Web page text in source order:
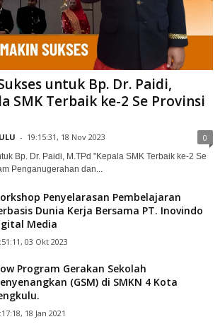
untuk Bp. Dr. Paidi,
SMK Terbaik ke-2 Se Provinsi
- 19:15:31, 18 Nov 2023 0
Bp. Dr. Paidi, M.TPd "Kepala SMK Terbaik ke-2 Se
Penganugerahan dan...
Penyelarasan Pembelajaran
Dunia Kerja Bersama PT. Inovindo
Media
03 Okt 2023
Program Gerakan Sekolah
(GSM) di SMKN 4 Kota
18 Jan 2021